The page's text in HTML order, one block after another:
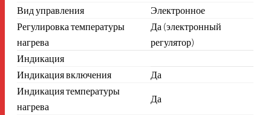
Вид управления
Электронное
Регулировка температуры
нагрева
Да (электронный
регулятор)
Индикация
Индикация включения
Да
Индикация температуры
нагрева
Да